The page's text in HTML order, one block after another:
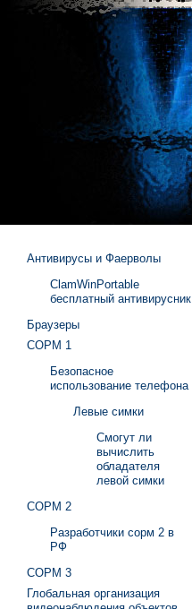
Антивирусы и Фаерволы
ClamWinPortable
бесплатный антивирусник
Браузеры
СОРМ 1
Безопасное
использование телефона
Левые симки
Смогут ли
вычислить
обладателя
левой симки
СОРМ 2
Разработчики сорм 2 в
РФ
СОРМ 3
Глобальная организация